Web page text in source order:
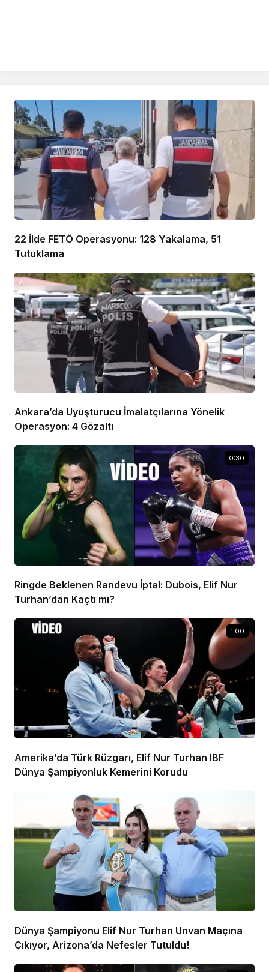
22 İlde FETÖ Operasyonu: 128 Yakalama, 51
Tutuklama
Ankara’da Uyuşturucu İmalatçılarına Yönelik
Operasyon: 4 Gözaltı
0:30
Ringde Beklenen Randevu İptal: Dubois, Elif Nur
Turhan’dan Kaçtı mı?
1:00
Amerika’da Türk Rüzgarı, Elif Nur Turhan IBF
Dünya Şampiyonluk Kemerini Korudu
Dünya Şampiyonu Elif Nur Turhan Unvan Maçına
Çıkıyor, Arizona’da Nefesler Tutuldu!